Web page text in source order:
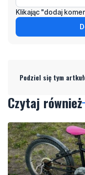
Klikając "dodaj
Podziel się tym
Czytaj również